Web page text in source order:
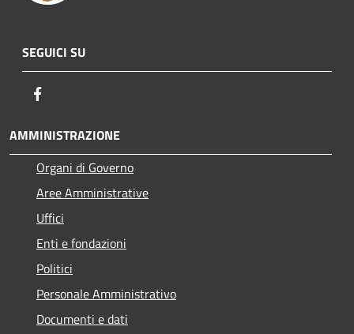
SEGUICI SU
AMMINISTRAZIONE
Organi di Governo
Aree Amministrative
Uffici
Enti e fondazioni
Politici
Personale Amministrativo
Documenti e dati